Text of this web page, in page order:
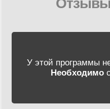
У этой программы
Необходимо